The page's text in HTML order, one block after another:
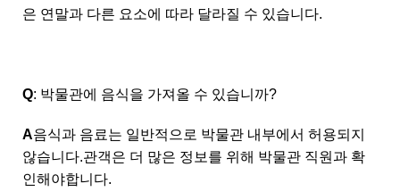
은 연말과 다른 요소에 따라 달라질 수 있습니다.
Q: 박물관에 음식을 가져올 수 있습니까?
A음식과 음료는 일반적으로 박물관 내부에서 허용되지
않습니다.관객은 더 많은 정보를 위해 박물관 직원과 확
인해야합니다.